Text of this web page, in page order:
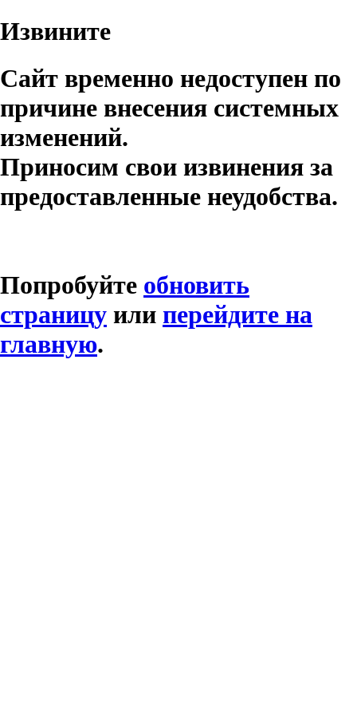
Извините
Сайт временно недоступен по
причине внесения системных
изменений.
Приносим свои извинения за
предоставленные неудобства.
Попробуйте обновить
страницу или перейдите на
главную.